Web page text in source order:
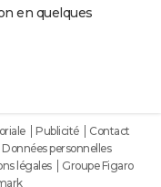
en quelques
Publicité
Contact
Données personnelles
légales
Groupe Figaro